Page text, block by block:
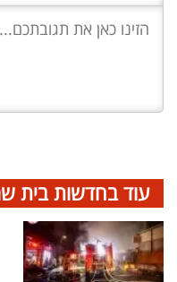
עוד בחדשות בית